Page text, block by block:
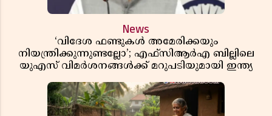
News
‘വിദേശ ഫണ്ടുകൾ അമേരിക്കയും
നിയന്ത്രിക്കുന്നുണ്ടല്ലോ’; എഫ്സിആർഎ ബില്ലിലെ
യുഎസ് വിമർശനങ്ങൾക്ക് മറുപടിയുമായി ഇന്ത്യ